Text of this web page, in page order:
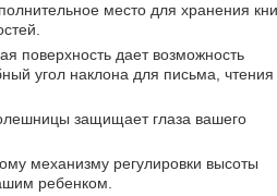
место для хранения
поверхность дает возможность
угол наклона для письма, чтения
защищает глаза вашего
механизму регулировки высоты
ребенком.